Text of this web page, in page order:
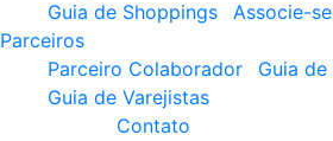
Guia de Shoppings
Associe-se
Parceiros
Parceiro Colaborador
Guia
Guia de Varejistas
Contato